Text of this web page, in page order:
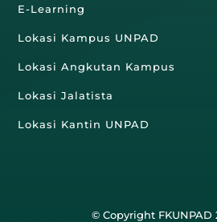
E-Learning
Lokasi Kampus UNPAD
Lokasi Angkutan Kampus
Lokasi Jalatista
Lokasi Kantin UNPAD
© Copyright FKUNPAD